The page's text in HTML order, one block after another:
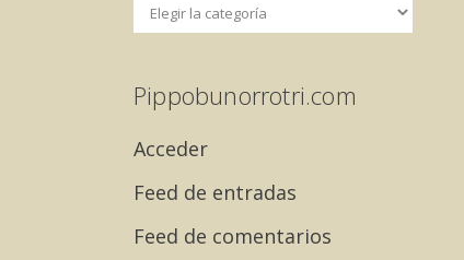
Pippobunorrotri.com
Acceder
Feed de entradas
Feed de comentarios